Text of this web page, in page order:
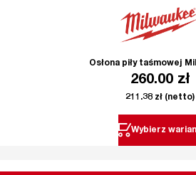
Osłona piły taśmowej
260.00 zł
211.38 zł(netto)
Wybierz